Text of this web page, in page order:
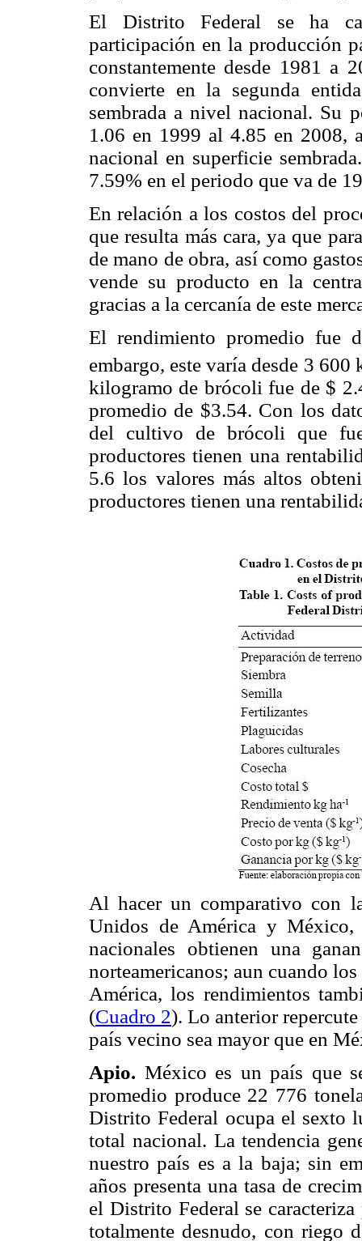
El Distrito Federal se ha
participación en la producción
constantemente desde 1981
convierte en la segunda
sembrada a nivel nacional. Su
1.06 en 1999 al 4.85 en 2008,
nacional en superficie
7.59% en el periodo que va de
En relación a los costos del
que resulta más cara, ya que
de mano de obra, así como
vende su producto en la
gracias a la cercanía de este
El rendimiento promedio fue
embargo, este varía desde 3 600
kilogramo de brócoli fue de $
promedio de $3.54. Con los
del cultivo de brócoli que
productores tienen una
5.6 los valores más altos
productores tienen una
Al hacer un comparativo con
Unidos de América y México,
nacionales obtienen una
norteamericanos; aun cuando
América, los rendimientos
(Cuadro 2). Lo anterior
país vecino sea mayor que en
Apio. México es un país que
promedio produce 22 776
Distrito Federal ocupa el sexto
total nacional. La tendencia
nuestro país es a la baja; sin
años presenta una tasa de
el Distrito Federal se
totalmente desnudo, con riego